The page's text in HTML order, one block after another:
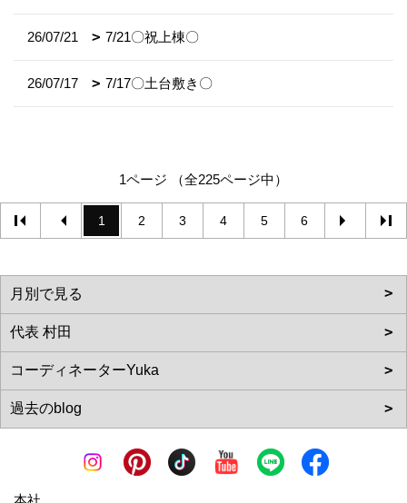
26/07/21 7/21〇祝上棟〇
26/07/17 7/17〇土台敷き〇
1ページ （全225ページ中）
1 2 3 4 5 6
本社